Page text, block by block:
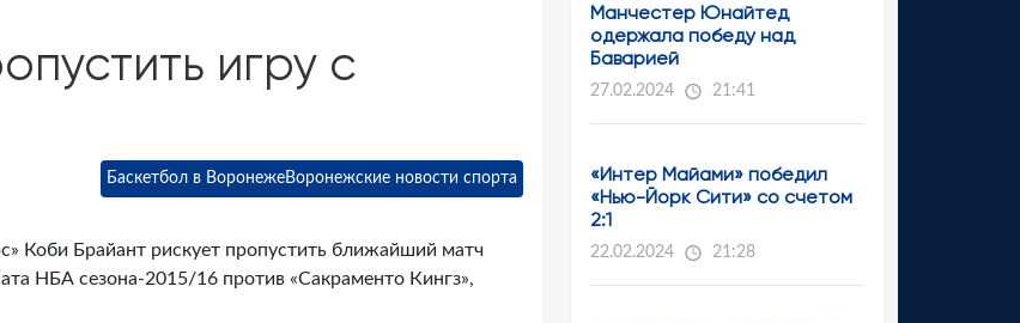
игру с
Баскетбол в ВоронежеВоронежские новости спорта
Коби Брайант рискует пропустить ближайший матч
НБА сезона-2015/16 против «Сакраменто Кингз»,
Манчестер Юнайтед
одержала победу над
Баварией
27.02.2024 21:41
«Интер Майами» победил
«Нью-Йорк Сити» со счетом
2:1
22.02.2024 21:28